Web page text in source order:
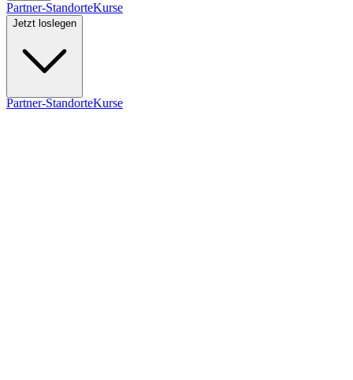
Partner-StandorteKurse
Jetzt loslegen
Partner-StandorteKurse